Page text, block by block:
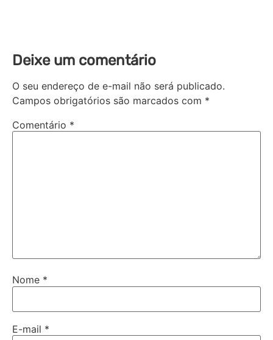
Deixe um comentário
O seu endereço de e-mail não será publicado.
Campos obrigatórios são marcados com *
Comentário *
Nome *
E-mail *